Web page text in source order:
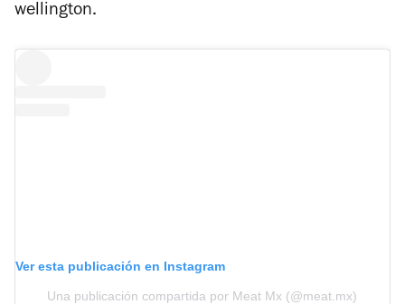
wellington.
Ver esta publicación en Instagram
Una publicación compartida por Meat Mx (@meat.mx)